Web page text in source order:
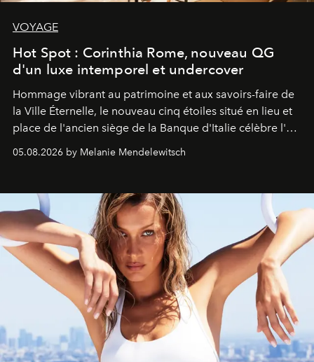
VOYAGE
Hot Spot : Corinthia Rome, nouveau QG
d'un luxe intemporel et undercover
Hommage vibrant au patrimoine et aux savoirs-faire de
la Ville Éternelle, le nouveau cinq étoiles situé en lieu et
place de l'ancien siège de la Banque d'Italie célèbre l'art
05.08.2026 by Melanie Mendelewitsch